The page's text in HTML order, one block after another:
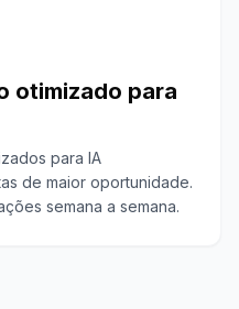
otimizado para
para IA
de maior oportunidade.
semana a semana.